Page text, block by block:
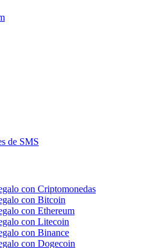
de SMS
con Criptomonedas
con Bitcoin
con Ethereum
con Litecoin
con Binance
con Dogecoin